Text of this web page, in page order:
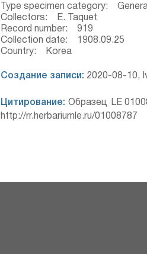
Type specimen category:
Collectors: E. Taquet
Record number: 919
Collection date: 1908.09.25
Country: Korea
Создание записи: 2020-08-10,
Цитирование: Образец LE
http://rr.herbariumle.ru/01008787